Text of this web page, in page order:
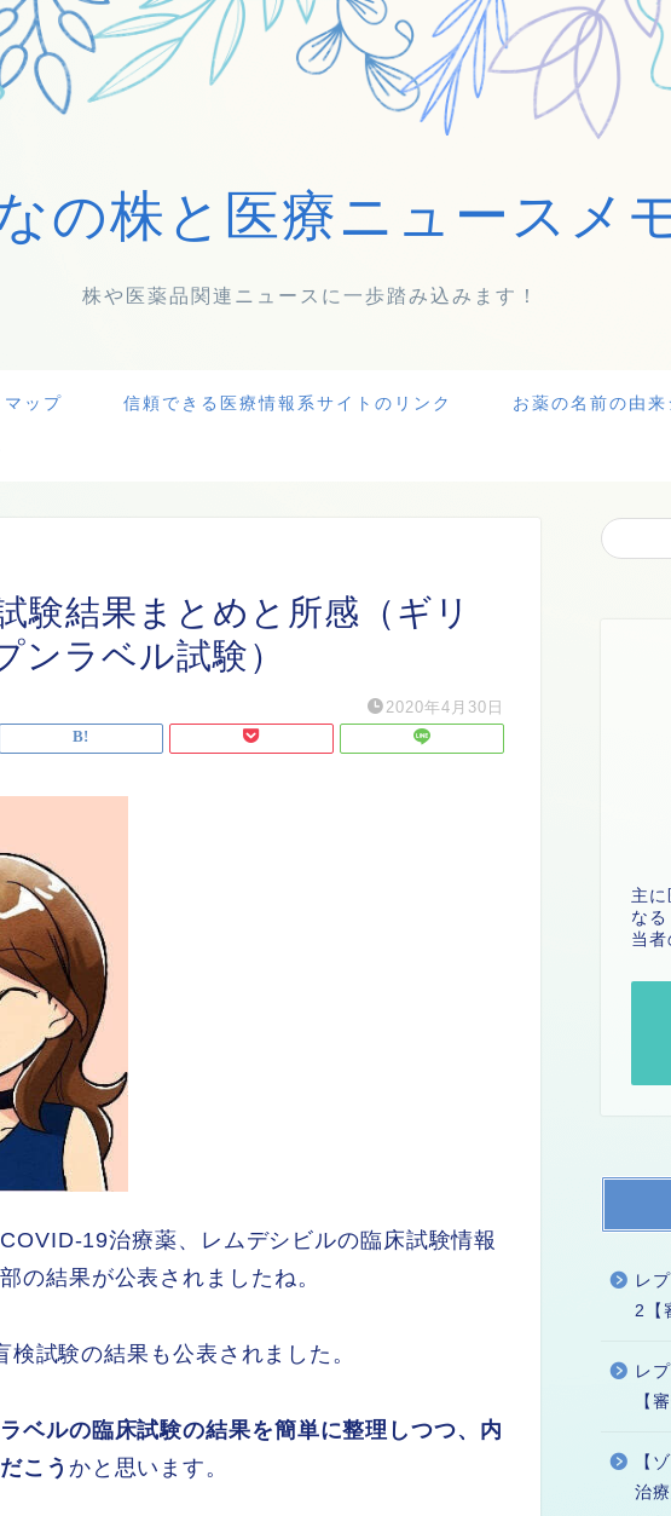
の株と医療ニュースメ
株や医薬品関連ニュースに一歩踏み込みます！
ップ 信頼できる医療情報系サイトのリンク お薬の名前の由
験結果まとめと所感（ギリ
ンラベル試験）
2020年4月30日
19治療薬、レムデシビルの臨床試験情報
の結果が公表されましたね。
試験の結果も公表されました。
ベルの臨床試験の結果を簡単に整理しつつ、内
こう かと思います。
主
な
当者
レ
2【
レ
【
【
治